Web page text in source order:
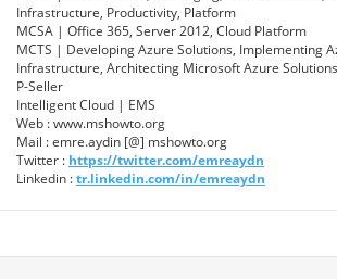
Infrastructure, Productivity, Platform
MCSA | Office 365, Server 2012, Cloud Platform
MCTS | Developing Azure Solutions, Implementing
Infrastructure, Architecting Microsoft Azure
P-Seller
Intelligent Cloud | EMS
Web : www.mshowto.org
Mail : emre.aydin [@] mshowto.org
Twitter : https://twitter.com/emreaydn
Linkedin :tr.linkedin.com/in/emreaydn